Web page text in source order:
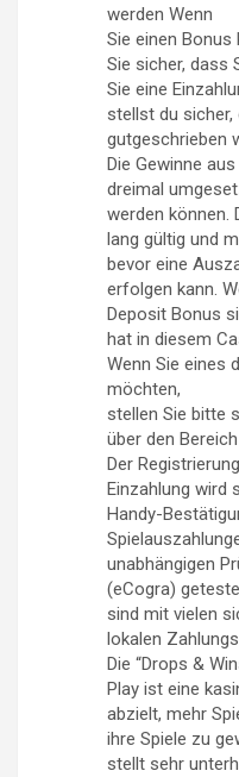
werden Wenn
Sie einen
Sie sicher, dass
Sie eine
stellst du
gutgeschrieben
Die Gewinne
dreimal
werden können.
lang gültig und
bevor eine
erfolgen kann.
Deposit Bonus
hat in diesem
Wenn Sie eines
möchten,
stellen Sie bitte
über den
Der
Einzahlung
Handy-
unabhängigen
(eCogra)
sind mit vielen
lokalen
Die “Drops &
Play ist eine
abzielt, mehr
ihre Spiele zu
stellt sehr